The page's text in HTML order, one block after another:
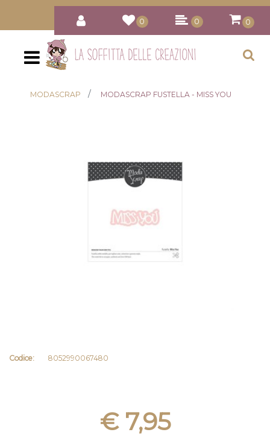
0 0 0
Open
MODASCRAP MODASCRAP FUSTELLA - MISS YOU
Codice: 8052990067480
€ 7,95